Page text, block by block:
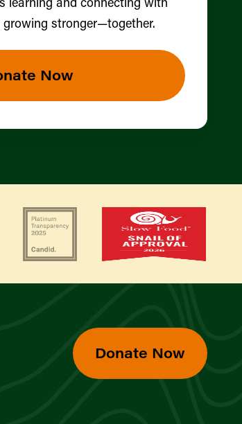
stronger—together.
Now
Donate Now